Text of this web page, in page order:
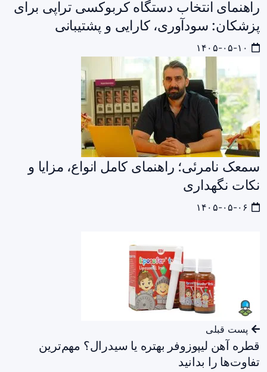
راهنمای انتخاب دستگاه کربوکسی‌ تراپی برای
پزشکان: سودآوری، کارایی و پشتیبانی
سمعک نامرئی؛ راهنمای کامل انواع، مزایا و
نکات نگهداری
پست قبلی
قطره آهن لیپوزوفر بهتره یا سیدرال؟ مهم‌ترین
تفاوت‌ها را بدانید